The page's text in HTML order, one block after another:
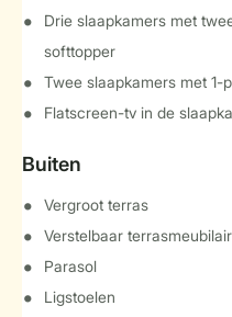
Drie slaapkamers met
softtopper
Twee slaapkamers met 1-
Flatscreen-tv in de
Buiten
Vergroot terras
Verstelbaar terrasmeubilair
Parasol
Ligstoelen